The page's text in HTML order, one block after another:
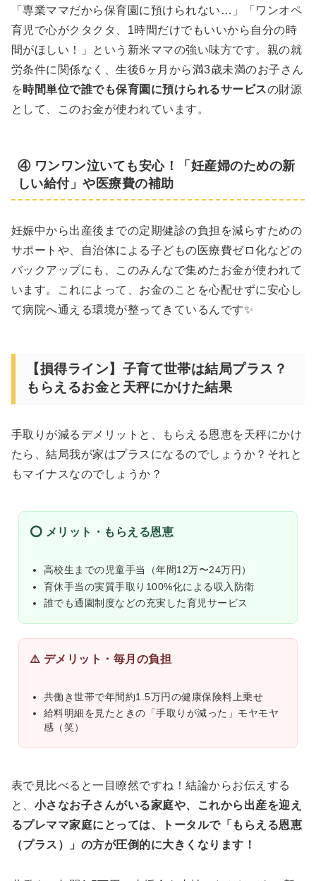
「専業ママだから保育園に預けられない…」「ワンオペ
育児で心がクタクタ、1時間だけでもいいから自分の時
間がほしい！」という新米ママの強い味方です。親の就
労条件に関係なく、生後6ヶ月から満3歳未満のお子さん
を時間単位で誰でも保育園に預けられるサービスの財源
として、このお金が使われています。
④ ワンワン泣いても安心！「妊産婦のための新
しい給付」や医療費の補助
妊娠中から出産後までの定期健診の負担を減らすための
サポートや、自治体による子どもの医療費ゼロ化などの
バックアップにも、このみんなで集めたお金が使われて
います。これによって、お金のことを心配せずに安心し
て病院へ通える環境が整ってきているんです✨
【損得ライン】子育て世帯は結局プラス？
もらえるお金と天秤にかけた結果
手取りが減るデメリットと、もらえる恩恵を天秤にかけ
たら、結局我が家はプラスになるのでしょうか？それと
もマイナスなのでしょうか？
⭕️ メリット・もらえる恩恵
高校生までの児童手当（年間12万〜24万円）
育休手当の実質手取り100%化による収入防衛
誰でも通園制度などの充実した育児サービス
⚠️ デメリット・毎月の負担
共働き世帯で年間約1.5万円の健康保険料上乗せ
給料明細を見たときの「手取りが減った」モヤモヤ
感（笑）
表で見比べると一目瞭然ですね！結論からお伝えする
と、 小さなお子さんがいる家庭や、これから出産を迎え
るプレママ家庭にとっては、トータルで「もらえる恩恵
（プラス）」の方が圧倒的に大きくなります！